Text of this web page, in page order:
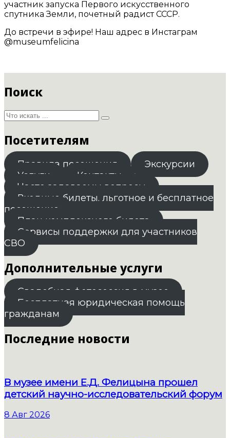
участник запуска Первого искусственного
спутника Земли, почетный радист СССР.
До встречи в эфире! Наш адрес в Инстаграм
@museumfelicina
Поиск
Посетителям
Правила посещения
Экскурсии
Услуги
Контакты
Часто задаваемы вопросы
Входные билеты. льготное и бесплатное
посещение
План комплексного билета
Сервисы поддержки для участников
СВО
Дополнительные услуги
Свадебная фотосессия в музее
Бесплатная юридическая помощь
гражданам
Последние новости
В музее имени Е.Д. Фелицына прошел
детский научно-исследовательский форум
8 Авг 2026